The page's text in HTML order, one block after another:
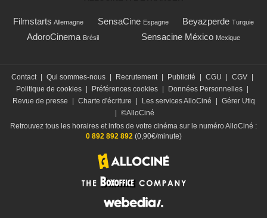
Filmstarts Allemagne SensaCine Espagne Beyazperde Turquie
AdoroCinema Brésil Sensacine México Mexique
Contact Qui sommes-nous Recrutement Publicité CGU CGV
Politique de cookies
Préférences cookies Données Personnelles
Revue de presse
Charte d'écriture Les services AlloCiné
Gérer Utiq
©AlloCiné
Retrouvez tous les horaires et infos de votre cinéma sur le numéro AlloCiné :
0 892 892 892(0,90€/minute)